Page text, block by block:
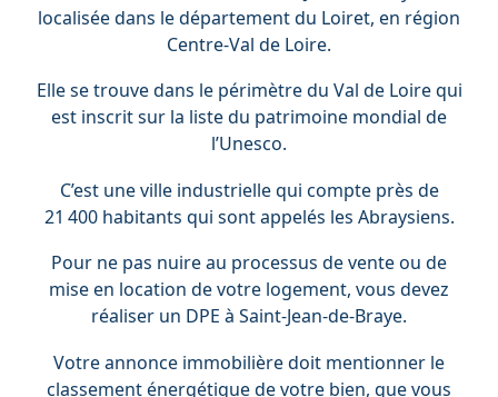
localisée dans le département du Loiret, en région
Centre-Val de Loire.
Elle se trouve dans le périmètre du Val de Loire qui
est inscrit sur la liste du patrimoine mondial de
l’Unesco.
C’est une ville industrielle qui compte près de
21 400 habitants qui sont appelés les Abraysiens.
Pour ne pas nuire au processus de vente ou de
mise en location de votre logement, vous devez
réaliser un DPE à Saint-Jean-de-Braye.
Votre annonce immobilière doit mentionner le
classement énergétique de votre bien, que vous